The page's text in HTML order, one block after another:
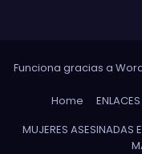
Funciona gracias a
Home
MUJERES ASESINADAS